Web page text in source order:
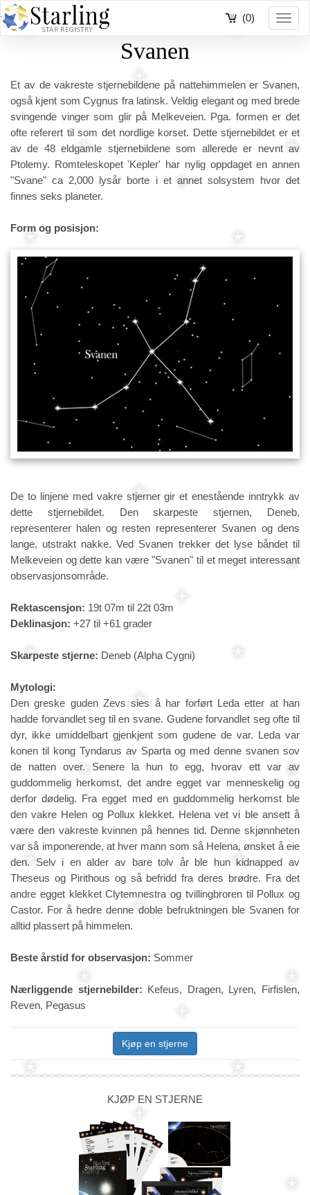
(0)
Svanen
Et av de vakreste stjernebildene på nattehimmelen er Svanen,
også kjent som Cygnus fra latinsk. Veldig elegant og med brede
svingende vinger som glir på Melkeveien. Pga. formen er det
ofte referert til som det nordlige korset. Dette stjernebildet er et
av de 48 eldgamle stjernebildene som allerede er nevnt av
Ptolemy. Romteleskopet 'Kepler' har nylig oppdaget en annen
"Svane" ca 2,000 lysår borte i et annet solsystem hvor det
finnes seks planeter.
Form og posisjon:
De to linjene med vakre stjerner gir et enestående inntrykk av
dette stjernebildet. Den skarpeste stjernen, Deneb,
representerer halen og resten representerer Svanen og dens
lange, utstrakt nakke. Ved Svanen trekker det lyse båndet til
Melkeveien og dette kan være "Svanen" til et meget interessant
observasjonsområde.
Rektascensjon: 19t 07m til 22t 03m
Deklinasjon: +27 til +61 grader
Skarpeste stjerne: Deneb (Alpha Cygni)
Mytologi:
Den greske guden Zevs sies å har forført Leda etter at han
hadde forvandlet seg til en svane. Gudene forvandlet seg ofte til
dyr, ikke umiddelbart gjenkjent som gudene de var. Leda var
konen til kong Tyndarus av Sparta og med denne svanen sov
de natten over. Senere la hun to egg, hvorav ett var av
guddommelig herkomst, det andre egget var menneskelig og
derfor dødelig. Fra egget med en guddommelig herkomst ble
den vakre Helen og Pollux klekket. Helena vet vi ble ansett å
være den vakreste kvinnen på hennes tid. Denne skjønnheten
var så imponerende, at hver mann som så Helena, ønsket å eie
den. Selv i en alder av bare tolv år ble hun kidnapped av
Theseus og Pirithous og så befridd fra deres brødre. Fra det
andre egget klekket Clytemnestra og tvillingbroren til Pollux og
Castor. For å hedre denne doble befruktningen ble Svanen for
alltid plassert på himmelen.
Beste årstid for observasjon: Sommer
Nærliggende stjernebilder: Kefeus, Dragen, Lyren, Firfislen,
Reven, Pegasus
Kjøp en stjerne
KJØP EN STJERNE